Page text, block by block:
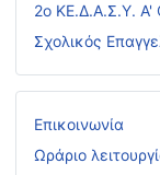
2ο ΚΕ.Δ.Α.Σ.Υ. Α'
Σχολικός
Επικοινωνία
Ωράριο